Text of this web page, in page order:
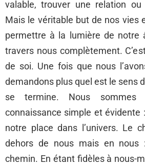
valable, trouver une relation
Mais le véritable but de nos vies
permettre à la lumière de notre
travers nous complètement.
de soi. Une fois que nous
demandons plus quel est le sens
se termine. Nous sommes
connaissance simple et évidente
notre place dans l’univers. Le
dehors de nous mais en nous
chemin. En étant fidèles à nous-